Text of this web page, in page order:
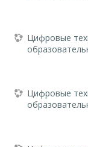
Цифровые
Цифровые